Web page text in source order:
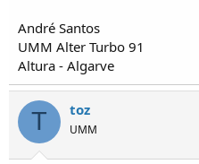
André Santos
UMM Alter Turbo 91
Altura - Algarve
T toz
UMM